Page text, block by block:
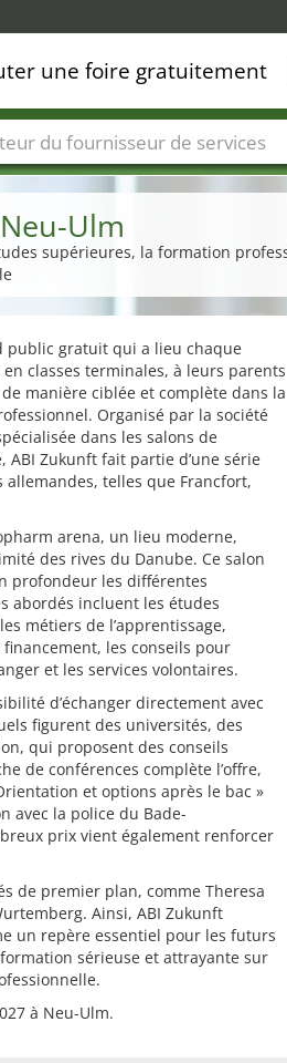
Ulm
supérieures, la formation
public gratuit qui a lieu chaque
classes terminales, à leurs parents
manière ciblée et complète dans la
Organisé par la société
dans les salons de
ABI Zukunft fait partie d’une série
allemandes, telles que Francfort,
arena, un lieu moderne,
des rives du Danube. Ce salon
profondeur les différentes
abordés incluent les études
métiers de l’apprentissage,
les conseils pour
et les services volontaires.
d’échanger directement avec
figurent des universités, des
qui proposent des conseils
de conférences complète l’offre,
et options après le bac »
avec la police du Bade-
prix vient également renforcer
de premier plan, comme Theresa
Ainsi, ABI Zukunft
un repère essentiel pour les futurs
sérieuse et attrayante sur
à Neu-Ulm.
une foire gratuitement
du fournisseur de services